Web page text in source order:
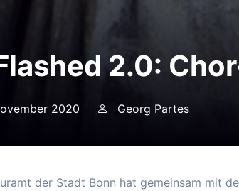
2.0:
2020 Georg Partes
der Stadt Bonn hat gemeinsam mit